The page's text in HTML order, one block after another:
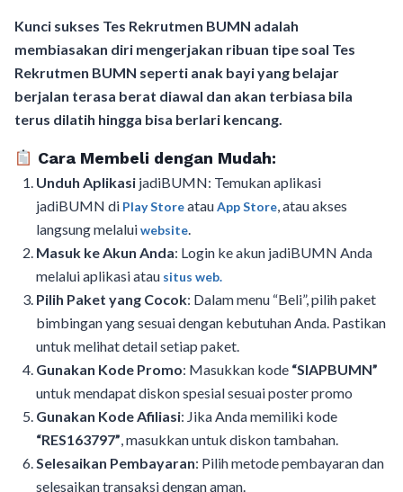
Kunci sukses Tes Rekrutmen BUMN adalah
membiasakan diri mengerjakan ribuan tipe soal Tes
Rekrutmen BUMN seperti anak bayi yang belajar
berjalan terasa berat diawal dan akan terbiasa bila
terus dilatih hingga bisa berlari kencang.
Cara Membeli dengan Mudah:
Unduh Aplikasi jadiBUMN: Temukan aplikasi
jadiBUMN di Play StoreatauApp Store, atau akses
langsung melaluiwebsite.
Masuk ke Akun Anda: Login ke akun jadiBUMN Anda
melalui aplikasi atau situs web.
Pilih Paket yang Cocok: Dalam menu “Beli”, pilih paket
bimbingan yang sesuai dengan kebutuhan Anda. Pastikan
untuk melihat detail setiap paket.
Gunakan Kode Promo: Masukkan kode “SIAPBUMN”
untuk mendapat diskon spesial sesuai poster promo
Gunakan Kode Afiliasi: Jika Anda memiliki kode
“RES163797”, masukkan untuk diskon tambahan.
Selesaikan Pembayaran: Pilih metode pembayaran dan
selesaikan transaksi dengan aman.